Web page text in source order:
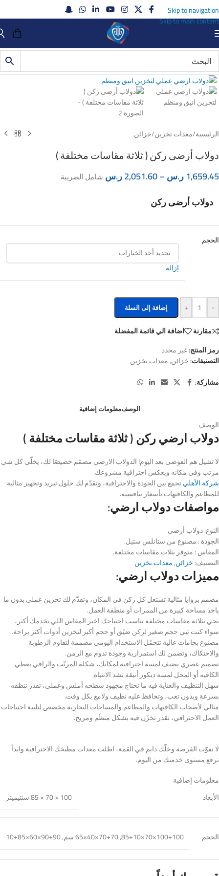
Skip to navigation
Skip to main content
الرئيسية/معدات تخزين/خزائن
دولاب أرضى ركن ( ثلاثة مقاسات مختلفة )
1,659.45ر.س–
2,051.60ر.س شامل الضريبة
دولاب أرضى ركن
الحجم
إزالة
-
+ إضافة إلى السلة
مقارنة
اضافة الي قائمة المفضلة
رمز المنتج:غير محدد
التصنيفات:خزائن,معدات تخزين
مشاركة:
الوصفمعلومات إضافية
الوصف
دولاب ارضي ركن ( ثلاثة مقاسات مختلفة )
لا تشيل هم الفوضى بعد اليوم! الدولاب الارضي مصمّم خصيصًا لك، يخلّي كل شي
مرتب وفي مكانه ويعكس احترافية مشروعك.
شركة الأهليتجمع بين الجودة والاحترافية، وتقدّم لك حلول تبريد وتجهيز مثالية
للمطاعم والكافيهات بأسعار تنافسية.
مواصفات دولاب ارضي:
النوع: دولاب أرضى
الجودة : مصنوع من ستانلس ستيل.
المقاس : متوفر بثلاث مقاسات مختلفة.
التصنيف:خزائن,معدات تخزين
مميزات دولاب ارضي:
مصمم بزوايا مثالية تستغل كل ركن في المكان، وتقدّم لك تخزين عملي بدون ما
ياخذ مساحة كبيرة من الممرات أو منطقة العمل.
يجي بثلاثة مقاسات مختلفة تناسب احتياجك اختر المقاس اللي يخدمك أكثر،
سواء كنت تبي حجم صغير لركن ضيّق أو حجم أكبر لتخزين أدوات أكثر براحة.
مصنوع بخامات عالية تتحمّل الاستخدام اليومي مصممة لتقاوم الرطوبة
والاحتكاك، وتضمن لك استمرارية وجودة تدوم مع الزمن.
تصميم عصري يضيف لمسة احترافية لمكانك، شكله المرتّب والراقي يعطي
الكافيه أو المحل لمسة ديكور أنيقة تشد الانتباه.
سهل التنظيف والعناية فيه ما تحتاج مجهود سطحه أملس وعملي، تقدر تنظفه
بسرعة وبدون تعب، وتحافظ عليه نظيف ولامع بكل وقت.
مثالي لأصحاب الكافيهات والمطاعم والمساحات التجارية مخصص لتلبية احتياجات
العمل الاحترافي، تقدر تخزّن فيه بشكل منظّم ومريح.
لا تفوّت الفرصة وخلّك دايم في القمة، اطلب معدات مطبخك الاحترافية وابدأ
ترفع مستوى خدمتك من اليوم.
معلومات إضافية
الأبعاد
100 × 70 × 85 سنتيميتر
الحجم 100+100×70×85+10
,70+70×40×65 سم ,
90+90×60×85+10